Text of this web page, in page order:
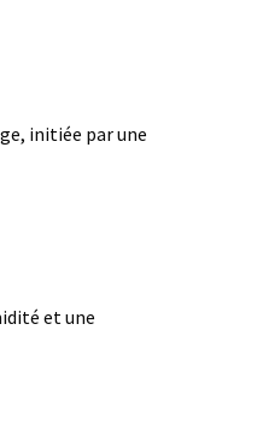
initiée par une
et une